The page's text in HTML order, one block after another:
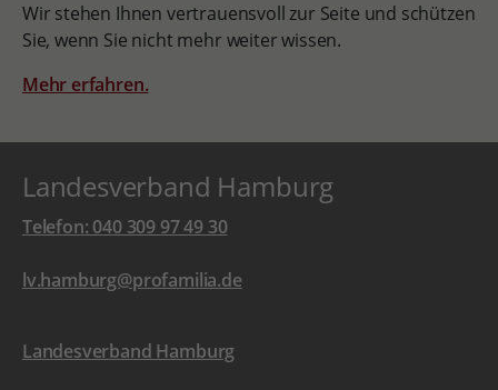
Wir stehen Ihnen vertrauensvoll zur Seite und schützen
Sie, wenn Sie nicht mehr weiter wissen.
Mehr erfahren.
Landesverband Hamburg
Telefon: 040 309 97 49 30
lv.hamburg@profamilia.de
Landesverband Hamburg